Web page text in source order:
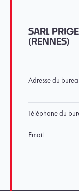
SARL
(RENNES)
Adresse du
Téléphone du
Email